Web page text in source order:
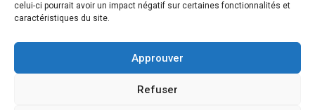
celui-ci pourrait avoir un impact négatif sur certaines fonctionnalités et
caractéristiques du site.
Approuver
Refuser